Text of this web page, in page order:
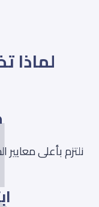
لماذا
نلتزم بأعلى